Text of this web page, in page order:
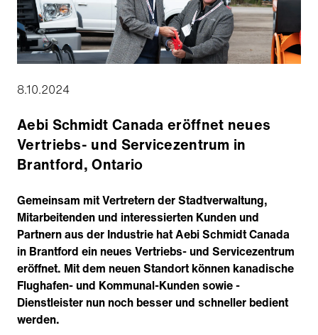
8.10.2024
Aebi Schmidt Canada eröffnet neues
Vertriebs- und Servicezentrum in
Brantford, Ontario
Gemeinsam mit Vertretern der Stadtverwaltung,
Mitarbeitenden und interessierten Kunden und
Partnern aus der Industrie hat Aebi Schmidt Canada
in Brantford ein neues Vertriebs- und Servicezentrum
eröffnet. Mit dem neuen Standort können kanadische
Flughafen- und Kommunal-Kunden sowie -
Dienstleister nun noch besser und schneller bedient
werden.